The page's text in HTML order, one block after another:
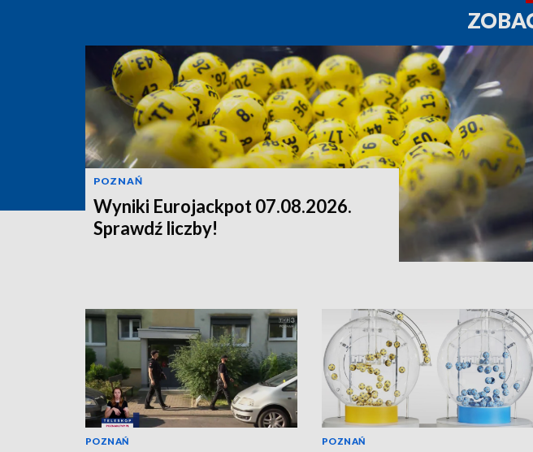
POZNAŃ
Wyniki Eurojackpot 07.08.2026.
Sprawdź liczby!
POZNAŃ POZNAŃ